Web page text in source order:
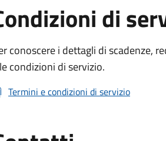
di
conoscere i dettagli di scadenze,
condizioni di servizio.
Termini e condizioni di servizio